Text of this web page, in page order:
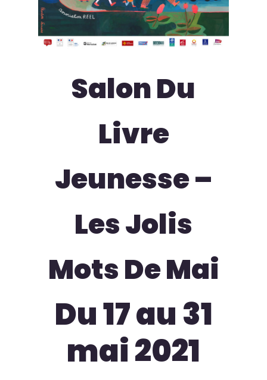
Salon Du
Livre
Jeunesse –
Les Jolis
Mots De Mai
Du 17 au 31
mai 2021